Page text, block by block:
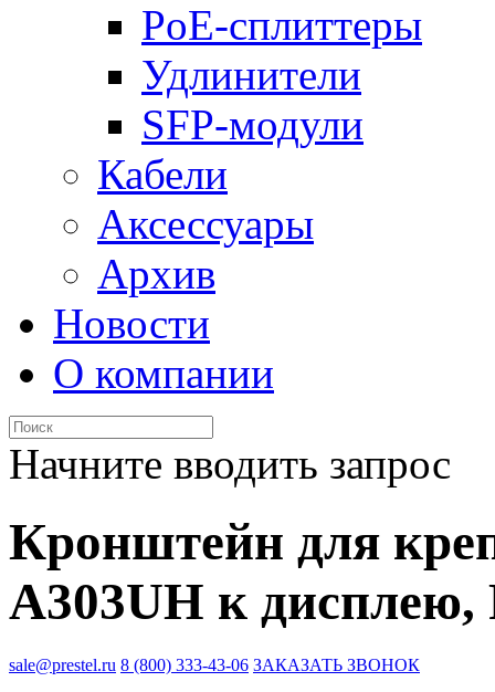
PoE-сплиттеры
Удлинители
SFP-модули
Кабели
Аксессуары
Архив
Новости
О компании
Начните вводить запрос
Кронштейн для
A303UH к дисплею,
sale@prestel.ru 8 (800) 333-43-06 ЗАКАЗАТЬ ЗВОНОК